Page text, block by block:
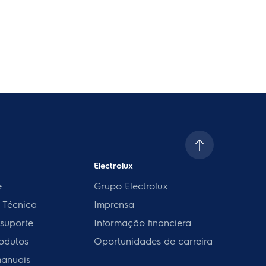
Electrolux
Grupo Electrolux
Imprensa
Informação financiera
Oportunidades de carreira